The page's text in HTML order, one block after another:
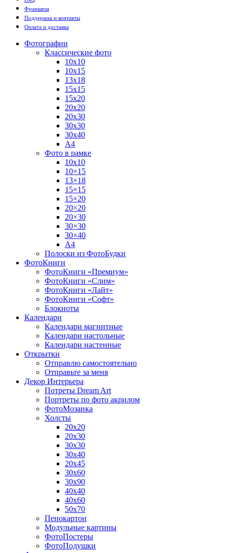
Франшиза
Поддержка и контакты
Оплата и доставка
Фотографии
Классические фото
10х10
10х15
13х18
15х15
15х20
20х20
20х30
30х30
30х40
А4
Фото в рамке
10х10
10×15
13×18
15×15
15×20
20×20
20×30
30×30
30×40
A4
Полоски из ФотоБудки
ФотоКниги
ФотоКниги «Премиум»
ФотоКниги «Слим»
ФотоКниги «Лайт»
ФотоКниги «Софт»
Блокноты
Календари
Календари магнитные
Календари настольные
Календари настенные
Открытки
Отправлю самостоятельно
Отправьте за меня
Декор Интерьера
Потреты Dream Art
Портреты по фото акрилом
ФотоМозаика
Холсты
20х20
20х30
30х30
30х40
20х45
30х60
30х90
40х40
40х60
50х70
Пенокартон
Модульные картины
ФотоПостеры
ФотоПодушки